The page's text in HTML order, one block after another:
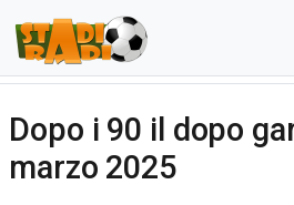
Dopo i 90 il dopo
marzo 2025